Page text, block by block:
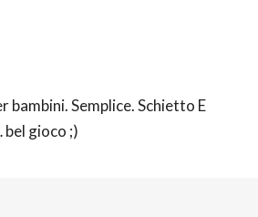
bambini. Semplice. Schietto E
gioco ;)